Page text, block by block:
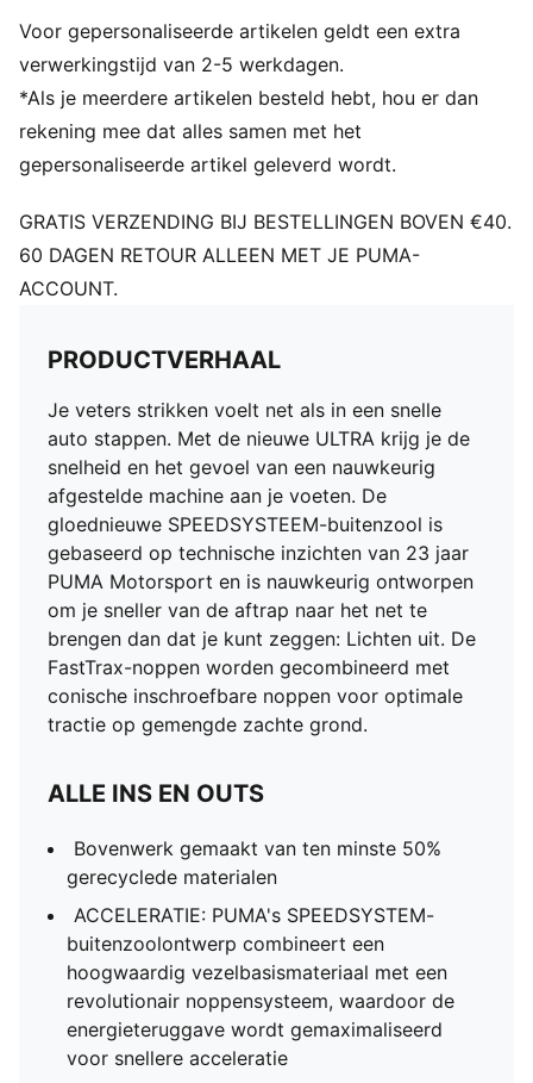
GRIP: Een combinatie van FastTrax-noppen en
conische inschroefnoppen voor optimale grip tijdens
het versnellen, cutten en afremmen op gemengde
zachte grond
STABILITEIT: PWRTAPE SQD-ondersteuningsframe
stabiliseert de voet in de schoen zonder de
DETAILS
PWRTAPE SQD-steunframe stabiliseert de voet zonder
afbreuk te doen aan de wendbaarheid
voor optimale grip op gemengde zachte ondergrond
technologie voor razendsnelle snelheidsstoten
Lichtgewicht uitneembare inlegzool met NanoGrip-
technologie en OrthoLite®-hieldemping voor betere
afsluiting
GripControl Pro-skin voor beslissende balbeheersing
Normale tot smalle pasvorm
MxSG: buitenzool voor gemengde zachte ondergrond
Voor gepersonaliseerde artikelen geldt een extra
verwerkingstijd van 2-5 werkdagen.
*Als je meerdere artikelen besteld hebt, hou er dan
rekening mee dat alles samen met het
gepersonaliseerde artikel geleverd wordt.
GRATIS VERZENDING BIJ BESTELLINGEN BOVEN €40.
60 DAGEN RETOUR ALLEEN MET JE PUMA-
ACCOUNT.
PRODUCTVERHAAL
Je veters strikken voelt net als in een snelle
auto stappen. Met de nieuwe ULTRA krijg je de
snelheid en het gevoel van een nauwkeurig
afgestelde machine aan je voeten. De
gloednieuwe SPEEDSYSTEEM-buitenzool is
gebaseerd op technische inzichten van 23 jaar
PUMA Motorsport en is nauwkeurig ontworpen
om je sneller van de aftrap naar het net te
brengen dan dat je kunt zeggen: Lichten uit. De
FastTrax-noppen worden gecombineerd met
conische inschroefbare noppen voor optimale
tractie op gemengde zachte grond.
ALLE INS EN OUTS
Bovenwerk gemaakt van ten minste 50%
gerecyclede materialen
ACCELERATIE: PUMA's SPEEDSYSTEM-
buitenzoolontwerp combineert een
hoogwaardig vezelbasismateriaal met een
revolutionair noppensysteem, waardoor de
energieteruggave wordt gemaximaliseerd
voor snellere acceleratie